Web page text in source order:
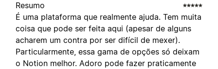
Resumo
É uma plataforma que realmente ajuda. Tem muita
coisa que pode ser feita aqui (apesar de alguns
acharem um contra por ser difícil de mexer).
Particularmente, essa gama de opções só deixam
o Notion melhor. Adoro pode fazer praticamente